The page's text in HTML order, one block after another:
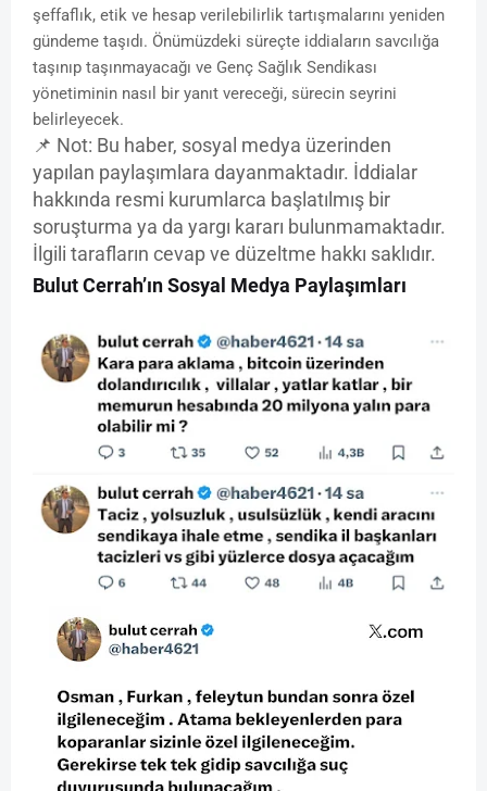
şeffaflık, etik ve hesap verilebilirlik tartışmalarını yeniden
gündeme taşıdı. Önümüzdeki süreçte iddiaların savcılığa
taşınıp taşınmayacağı ve Genç Sağlık Sendikası
yönetiminin nasıl bir yanıt vereceği, sürecin seyrini
belirleyecek.
📌 Not: Bu haber, sosyal medya üzerinden
yapılan paylaşımlara dayanmaktadır. İddialar
hakkında resmi kurumlarca başlatılmış bir
soruşturma ya da yargı kararı bulunmamaktadır.
İlgili tarafların cevap ve düzeltme hakkı saklıdır.
Bulut Cerrah’ın Sosyal Medya Paylaşımları